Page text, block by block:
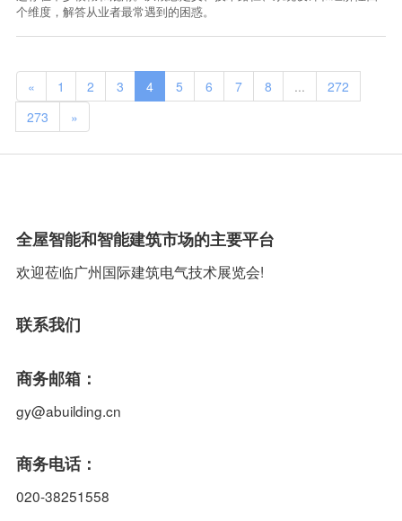
个维度，解答从业者最常遇到的困惑。
« 1 2 3 4 5 6 7 8 ...
272
273
»
全屋智能和智能建筑市场的主要平台
欢迎莅临广州国际建筑电气技术展览会!
联系我们
商务邮箱：
gy@abuilding.cn
商务电话：
020-38251558